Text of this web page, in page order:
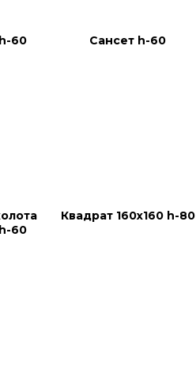
60 Сансет h-60
60
Квадрат 160х160 h-80